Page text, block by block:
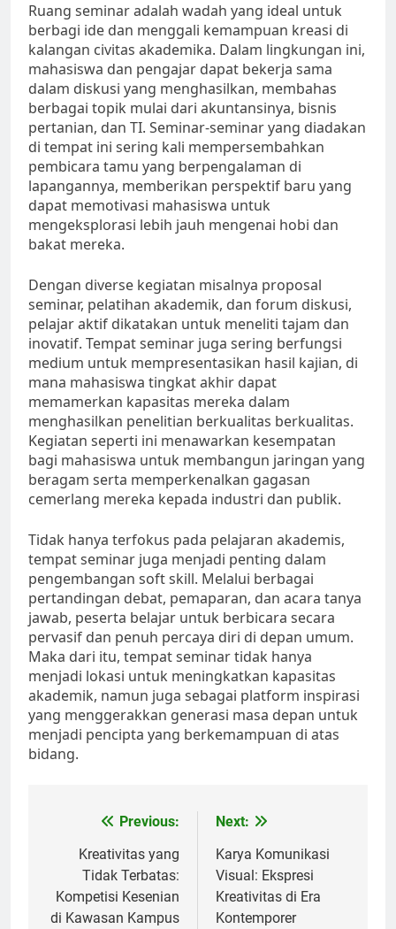
Ruang seminar adalah wadah yang ideal untuk
berbagi ide dan menggali kemampuan kreasi di
kalangan civitas akademika. Dalam lingkungan ini,
mahasiswa dan pengajar dapat bekerja sama
dalam diskusi yang menghasilkan, membahas
berbagai topik mulai dari akuntansinya, bisnis
pertanian, dan TI. Seminar-seminar yang diadakan
di tempat ini sering kali mempersembahkan
pembicara tamu yang berpengalaman di
lapangannya, memberikan perspektif baru yang
dapat memotivasi mahasiswa untuk
mengeksplorasi lebih jauh mengenai hobi dan
bakat mereka.
Dengan diverse kegiatan misalnya proposal
seminar, pelatihan akademik, dan forum diskusi,
pelajar aktif dikatakan untuk meneliti tajam dan
inovatif. Tempat seminar juga sering berfungsi
medium untuk mempresentasikan hasil kajian, di
mana mahasiswa tingkat akhir dapat
memamerkan kapasitas mereka dalam
menghasilkan penelitian berkualitas berkualitas.
Kegiatan seperti ini menawarkan kesempatan
bagi mahasiswa untuk membangun jaringan yang
beragam serta memperkenalkan gagasan
cemerlang mereka kepada industri dan publik.
Tidak hanya terfokus pada pelajaran akademis,
tempat seminar juga menjadi penting dalam
pengembangan soft skill. Melalui berbagai
pertandingan debat, pemaparan, dan acara tanya
jawab, peserta belajar untuk berbicara secara
pervasif dan penuh percaya diri di depan umum.
Maka dari itu, tempat seminar tidak hanya
menjadi lokasi untuk meningkatkan kapasitas
akademik, namun juga sebagai platform inspirasi
yang menggerakkan generasi masa depan untuk
menjadi pencipta yang berkemampuan di atas
bidang.
navigation
Previous:
Kreativitas yang
Tidak Terbatas:
Kompetisi Kesenian
di Kawasan Kampus
Next:
Karya Komunikasi
Visual: Ekspresi
Kreativitas di Era
Kontemporer